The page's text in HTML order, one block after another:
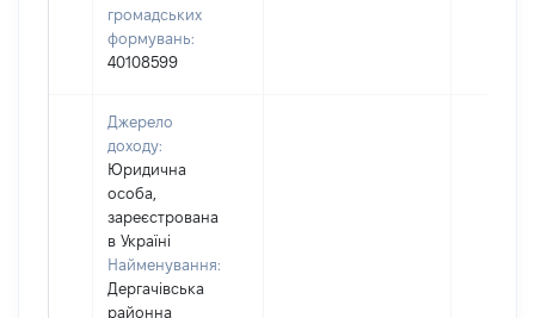
громадських
формувань:
40108599
Джерело
доходу:
Юридична
особа,
зареєстрована
в Україні
Найменування:
Дергачівська
районна